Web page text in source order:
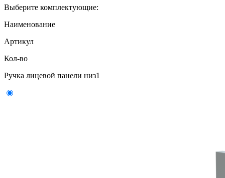
Выберите комплектующие:
Наименование
Артикул
Кол-во
Ручка лицевой панели низ1